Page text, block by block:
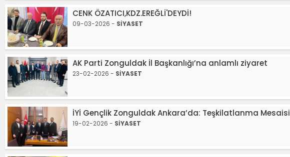
CENK ÖZATICI,KDZ.EREĞLİ'DEYDİ!
09-03-2026 - SİYASET
AK Parti Zonguldak İl Başkanlığı’na anlamlı ziyaret
23-02-2026 - SİYASET
İYİ Gençlik Zonguldak Ankara’da: Teşkilatlanma Mesaisi
19-02-2026 - SİYASET